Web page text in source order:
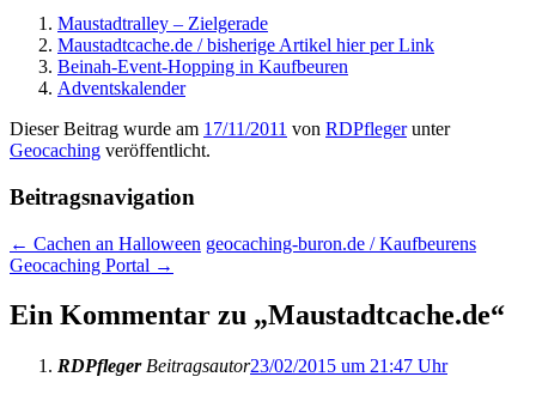
Maustadtralley – Zielgerade
Maustadtcache.de / bisherige Artikel hier per Link
Beinah-Event-Hopping in Kaufbeuren
Adventskalender
Dieser Beitrag wurde am 17/11/2011 von RDPflegerunter
Geocaching veröffentlicht.
Beitragsnavigation
← Cachen an Halloween geocaching-buron.de / Kaufbeurens
Geocaching Portal →
Ein Kommentar zu „Maustadtcache.de“
RDPfleger Beitragsautor23/02/2015 um 21:47 Uhr